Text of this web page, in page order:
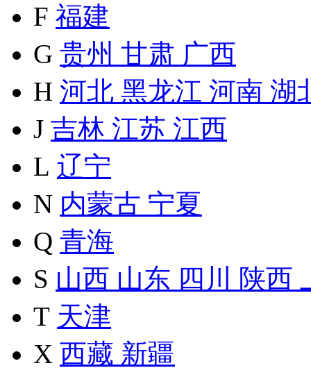
F 福建
G 贵州 甘肃 广西
H 河北 黑龙江 河南 湖
J 吉林 江苏 江西
L 辽宁
N 内蒙古 宁夏
Q 青海
S 山西 山东 四川 陕西
T 天津
X 西藏 新疆